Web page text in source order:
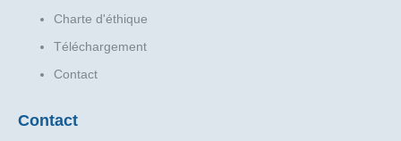
Charte d'éthique
Téléchargement
Contact
Contact